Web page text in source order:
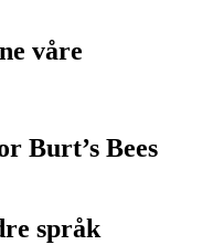
våre
Burt’s Bees
språk